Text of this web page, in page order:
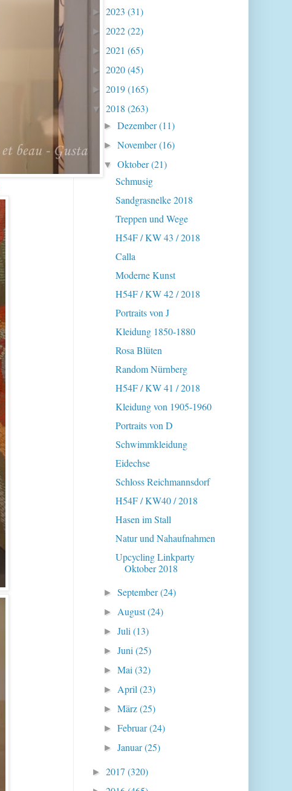
► 2023 (31)
► 2022(22)
► 2021 (65)
► 2020(45)
► 2019(165)
▼ 2018 (263)
►Dezember(11)
►November(16)
▼Oktober(21)
Schmusig
Sandgrasnelke 2018
Treppen und Wege
H54F / KW 43 / 2018
Calla
Moderne Kunst
H54F / KW 42 / 2018
Portraits von J
Kleidung 1850-1880
Rosa Blüten
Random Nürnberg
H54F / KW 41 / 2018
Kleidung von 1905-1960
Portraits von D
Schwimmkleidung
Eidechse
Schloss Reichmannsdorf
H54F / KW40 / 2018
Hasen im Stall
Natur und Nahaufnahmen
Upcycling Linkparty
Oktober 2018
►September(24)
► August(24)
►Juli(13)
►Juni(25)
►Mai(32)
► April(23)
►März(25)
►Februar(24)
►Januar(25)
► 2017 (320)